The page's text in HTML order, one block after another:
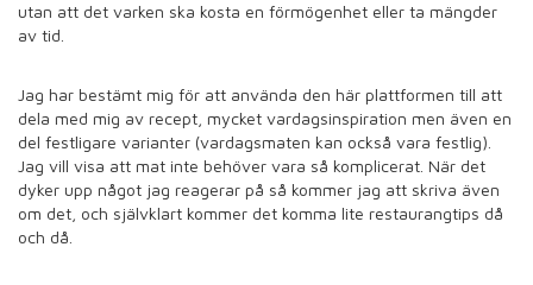
utan att det varken ska kosta en förmögenhet eller ta mängder
av tid.
Jag har bestämt mig för att använda den här plattformen till att
dela med mig av recept, mycket vardagsinspiration men även en
del festligare varianter (vardagsmaten kan också vara festlig).
Jag vill visa att mat inte behöver vara så komplicerat. När det
dyker upp något jag reagerar på så kommer jag att skriva även
om det, och självklart kommer det komma lite restaurangtips då
och då.